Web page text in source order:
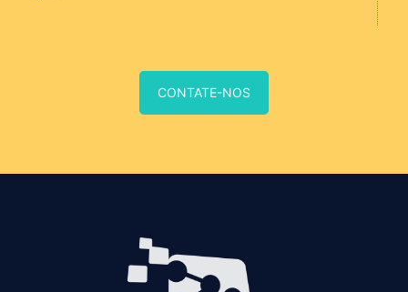
CONTATE-NOS